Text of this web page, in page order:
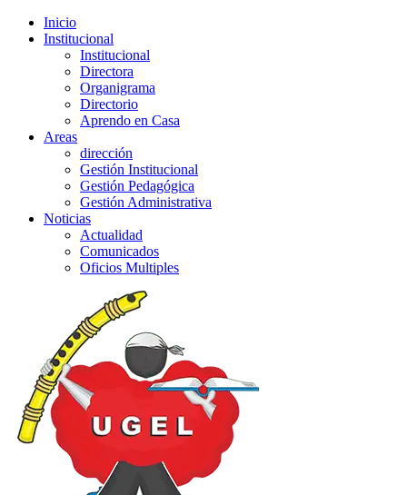
Inicio
Institucional
Institucional
Directora
Organigrama
Directorio
Aprendo en Casa
Areas
dirección
Gestión Institucional
Gestión Pedagógica
Gestión Administrativa
Noticias
Actualidad
Comunicados
Oficios Multiples